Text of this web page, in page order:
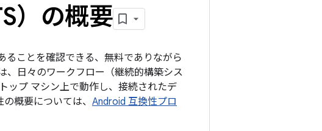
）の概要
ることを確認できる、無料でありながら
、日々のワークフロー（継続的構築シス
ップ マシン上で動作し、接続されたデ
概要については、 Android 互換性プロ